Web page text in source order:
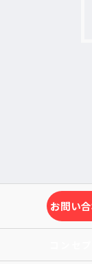
お問い